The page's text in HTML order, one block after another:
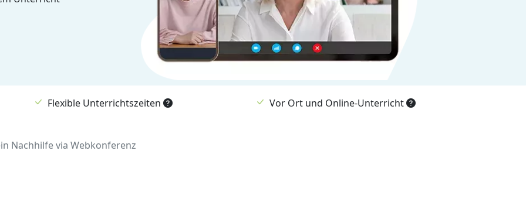
Flexible Unterrichtszeiten Vor Ort und Online-Unterricht
Nachhilfe via Webkonferenz